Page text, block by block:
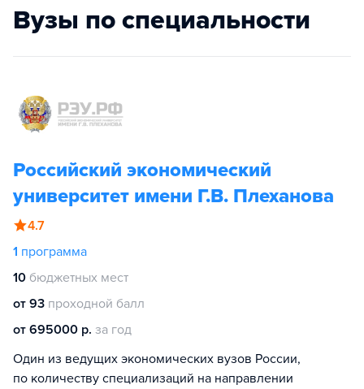
Вузы по специальности
Российский экономический
университет имени Г.В. Плеханова
4.7
1 программа
10 бюджетных мест
от 93 проходной балл
от 695000 р. за год
Один из ведущих экономических вузов России,
по количеству специализаций на направлении